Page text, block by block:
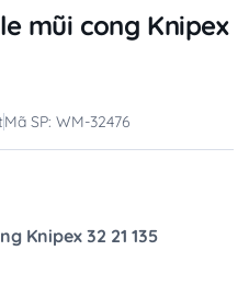
mũi cong Knipex
Mã SP: WM-32476
Knipex 32 21 135